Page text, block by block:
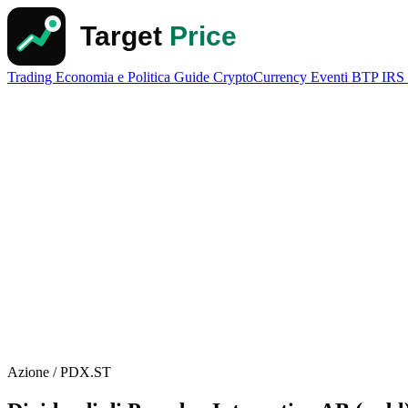
Trading Economia e Politica Guide CryptoCurrency Eventi BTPIRS
Azione / PDX.ST